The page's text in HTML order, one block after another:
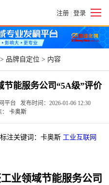
注册 | 登录
> 品牌自定位 > 内容
节能服务公司“5A级”评价
台 发布时间：2026-01-06 12:30
卡奥斯
注关键词：卡奥斯 工业互联网
业领域节能服务公司